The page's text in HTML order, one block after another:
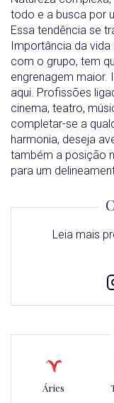
todo e a busca por
Essa tendência se
Importância da
com o grupo, tem
engrenagem maior.
aqui. Profissões
cinema, teatro,
completar-se a
harmonia, deseja
também a posição
para um
Leia mais
Áries